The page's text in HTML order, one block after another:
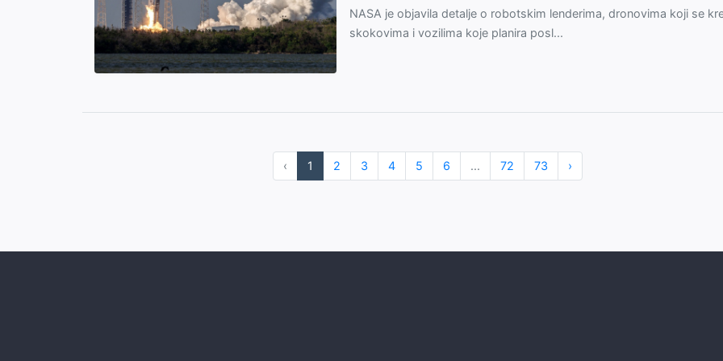
NASA je objavila detalje o robotskim lenderima, dronovima koji se
skokovima i vozilima koje planira posl...
‹ 1 2 3 4 5 6 ... 72 73 ›